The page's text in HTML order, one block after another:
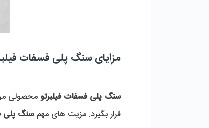
مزایای سنگ پلی فسفات
سنگ پلی فسفات فیلبرتو محصولی
قرار بگیرد. مزیت های مهم سنگ پلی